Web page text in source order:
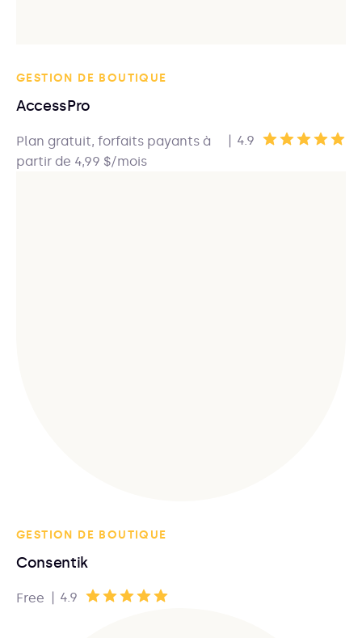
GESTION DE BOUTIQUE
AccessPro
Plan gratuit, forfaits payants à
partir de 4,99 $/mois
| 4.9
GESTION DE BOUTIQUE
Consentik
Free | 4.9